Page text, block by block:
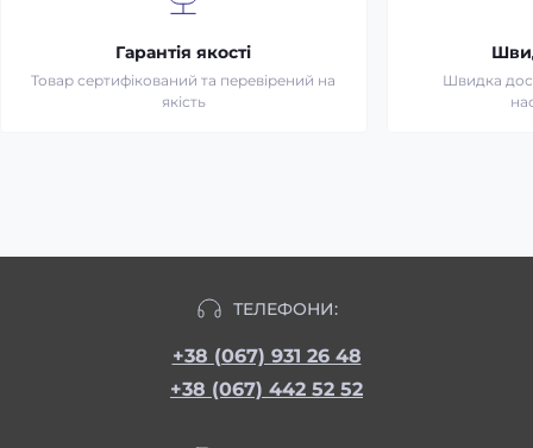
Гарантія якості
Товар сертифікований та перевірений на
якість
Швидка
ТЕЛЕФОНИ:
+38 (067) 931 26 48
+38 (067) 442 52 52